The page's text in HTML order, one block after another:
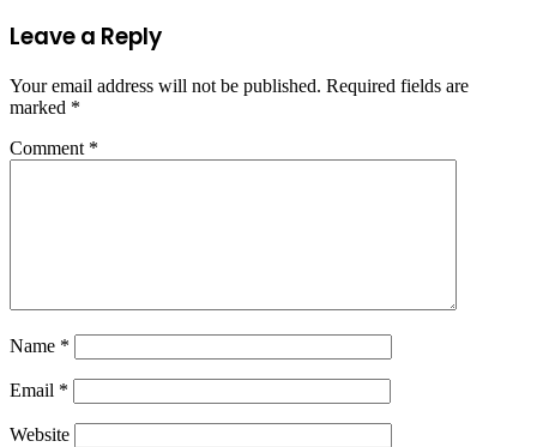
Leave a Reply
Your email address will not be published. Required fields are
marked *
Comment *
Name *
Email *
Website